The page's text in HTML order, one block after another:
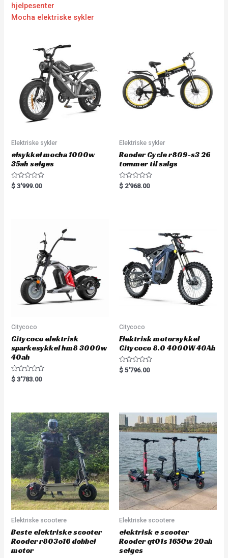
hjelpesenter
Mocha elektriske sykler
Elektriske sykler
elsykkel mocha 1000w
35ah selges
R
a
$ 3'999.00
Elektriske sykler
Rooder Cycle r809-s3 26
tommer til salgs
R
a
$ 2'968.00
Citycoco
Citycoco elektrisk
sparkesykkel hm8 3000w
40ah
R
a
o
u
t
o
f
5
$ 3'783.00
Citycoco
Elektrisk motorsykkel
Citycoco 8.0 4000W 40Ah
R
a
u
o
f
5
$ 5'796.00
Elektriske scootere
Beste elektriske scooter
Rooder r803o16 dobbel
motor
Elektriske scootere
elektrisk e scooter
Rooder gt01s 1650w 20ah
selges